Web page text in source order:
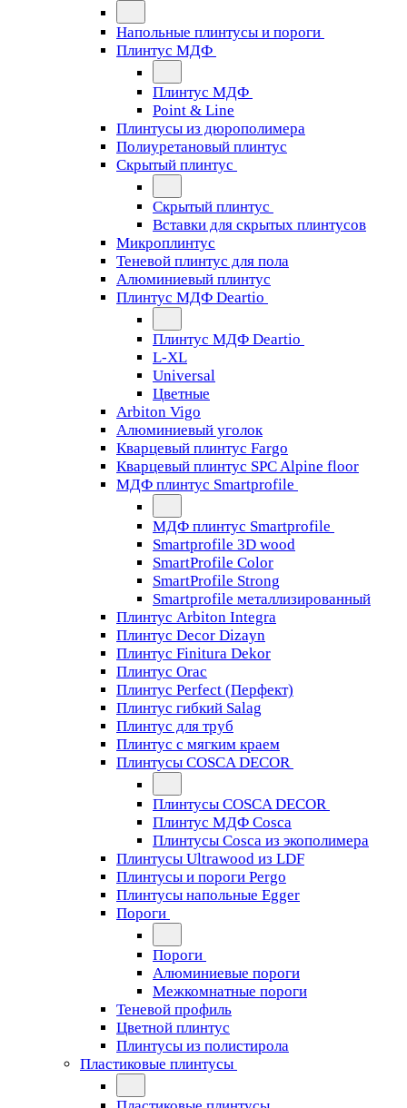
Напольные плинтусы и пороги
Плинтус МДФ
Плинтус МДФ
Point & Line
Плинтусы из дюрополимера
Полиуретановый плинтус
Скрытый плинтус
Скрытый плинтус
Вставки для скрытых плинтусов
Микроплинтус
Теневой плинтус для пола
Алюминиевый плинтус
Плинтус МДФ Deartio
Плинтус МДФ Deartio
L-XL
Universal
Цветные
Arbiton Vigo
Алюминиевый уголок
Кварцевый плинтус Fargo
Кварцевый плинтус SPC Alpine floor
МДФ плинтус Smartprofile
МДФ плинтус Smartprofile
Smartprofile 3D wood
SmartProfile Color
SmartProfile Strong
Smartprofile металлизированный
Плинтус Arbiton Integra
Плинтус Decor Dizayn
Плинтус Finitura Dekor
Плинтус Orac
Плинтус Perfect (Перфект)
Плинтус гибкий Salag
Плинтус для труб
Плинтус с мягким краем
Плинтусы COSCA DECOR
Плинтусы COSCA DECOR
Плинтус МДФ Cosca
Плинтусы Cosca из экополимера
Плинтусы Ultrawood из LDF
Плинтусы и пороги Pergo
Плинтусы напольные Egger
Пороги
Пороги
Алюминиевые пороги
Межкомнатные пороги
Теневой профиль
Цветной плинтус
Плинтусы из полистирола
Пластиковые плинтусы